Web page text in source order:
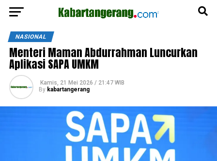
NASIONAL
Menteri Maman Abdurrahman Luncurkan
Aplikasi SAPA UMKM
Kamis, 21 Mei 2026 / 21:47 WIB
By kabartangerang